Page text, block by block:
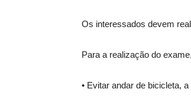
Os interessados devem
Para a realização do
• Evitar andar de bicicleta,